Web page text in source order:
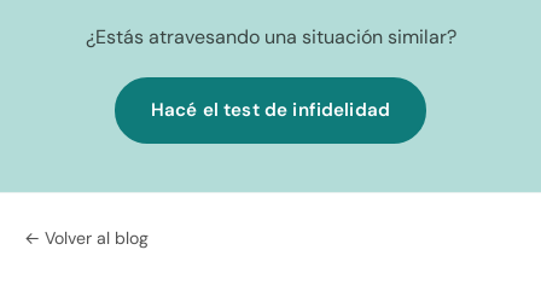
¿Estás atravesando una situación similar?
Hacé el test de infidelidad
← Volver al blog